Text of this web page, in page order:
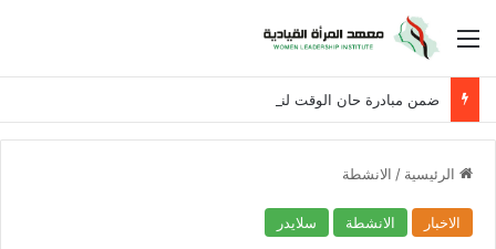
القائمة
ضمن مبادرة حان الوقت لنساء العراق
الرئيسية / الانشطة
الاخبار الانشطة سلايدر